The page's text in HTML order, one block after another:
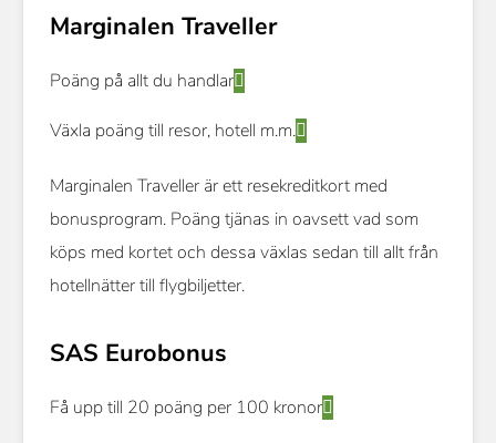
Marginalen Traveller
Poäng på allt du handlar
Växla poäng till resor, hotell m.m.
Marginalen Traveller är ett resekreditkort med
bonusprogram. Poäng tjänas in oavsett vad som
köps med kortet och dessa växlas sedan till allt från
hotellnätter till flygbiljetter.
SAS Eurobonus
Få upp till 20 poäng per 100 kronor